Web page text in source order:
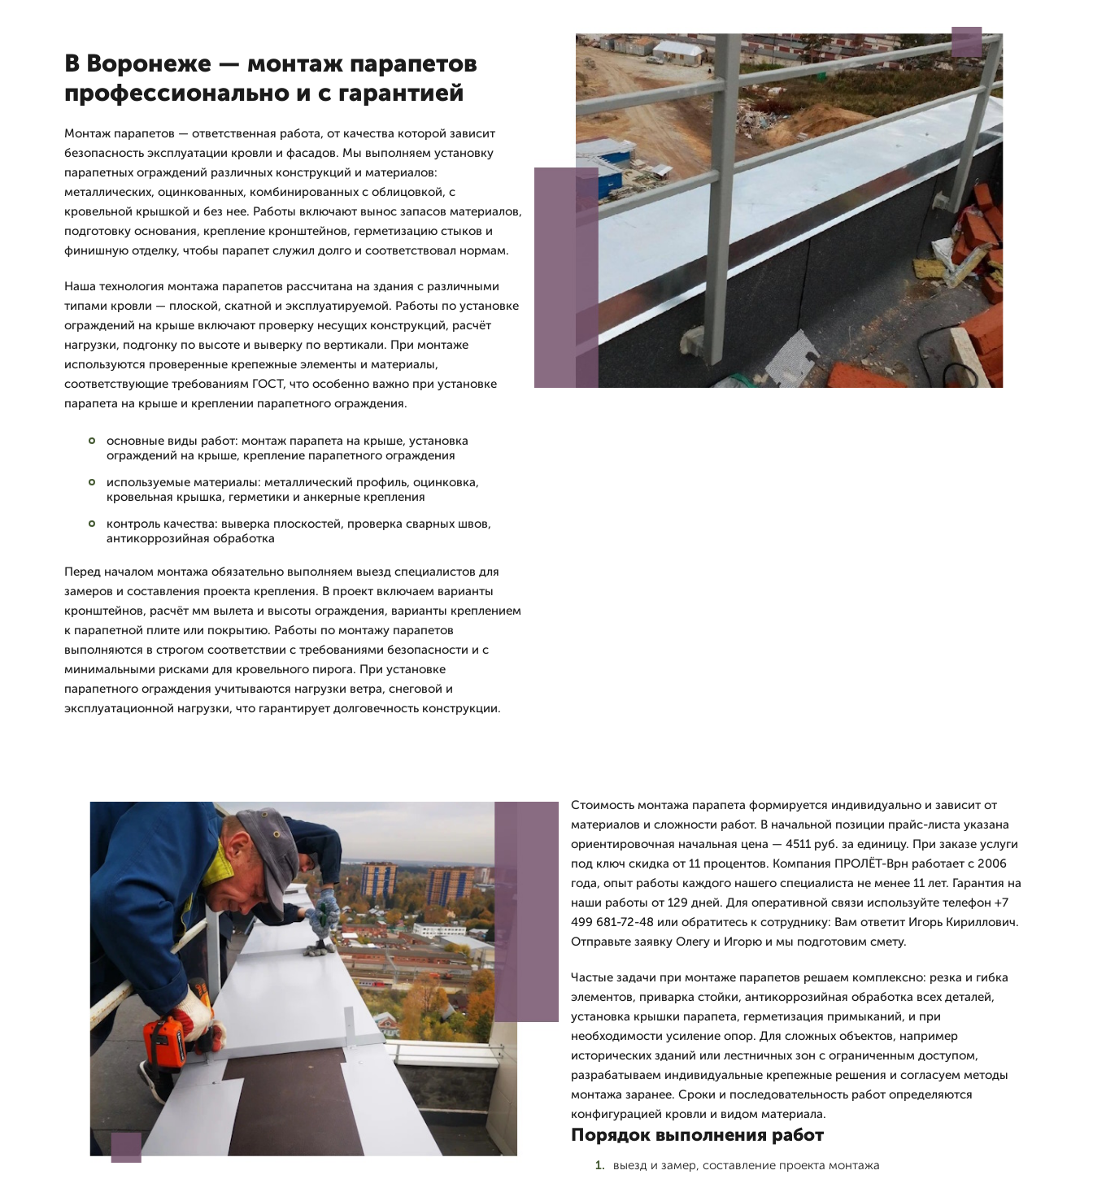
В Воронеже — монтаж парапетов
профессионально и с гарантией
Монтаж парапетов — ответственная работа, от качества которой зависит
безопасность эксплуатации кровли и фасадов. Мы выполняем установку
парапетных ограждений различных конструкций и материалов:
металлических, оцинкованных, комбинированных с облицовкой, с
кровельной крышкой и без нее. Работы включают вынос запасов материалов,
подготовку основания, крепление кронштейнов, герметизацию стыков и
финишную отделку, чтобы парапет служил долго и соответствовал нормам.
Наша технология монтажа парапетов рассчитана на здания с различными
типами кровли — плоской, скатной и эксплуатируемой. Работы по установке
ограждений на крыше включают проверку несущих конструкций, расчёт
нагрузки, подгонку по высоте и выверку по вертикали. При монтаже
используются проверенные крепежные элементы и материалы,
соответствующие требованиям ГОСТ, что особенно важно при установке
парапета на крыше и креплении парапетного ограждения.
основные виды работ: монтаж парапета на крыше, установка
ограждений на крыше, крепление парапетного ограждения
используемые материалы: металлический профиль, оцинковка,
кровельная крышка, герметики и анкерные крепления
контроль качества: выверка плоскостей, проверка сварных швов,
антикоррозийная обработка
Перед началом монтажа обязательно выполняем выезд специалистов для
замеров и составления проекта крепления. В проект включаем варианты
кронштейнов, расчёт мм вылета и высоты ограждения, варианты креплением
к парапетной плите или покрытию. Работы по монтажу парапетов
выполняются в строгом соответствии с требованиями безопасности и с
минимальными рисками для кровельного пирога. При установке
парапетного ограждения учитываются нагрузки ветра, снеговой и
эксплуатационной нагрузки, что гарантирует долговечность конструкции.
Стоимость монтажа парапета формируется индивидуально и зависит от
материалов и сложности работ. В начальной позиции прайс-листа указана
ориентировочная начальная цена — 4511 руб. за единицу. При заказе услуги
под ключ скидка от 11 процентов. Компания ПРОЛЁТ-Врн работает с 2006
года, опыт работы каждого нашего специалиста не менее 11 лет. Гарантия на
наши работы от 129 дней. Для оперативной связи используйте телефон +7
499 681-72-48 или обратитесь к сотруднику: Вам ответит Игорь Кириллович.
Отправьте заявку Олегу и Игорю и мы подготовим смету.
Частые задачи при монтаже парапетов решаем комплексно: резка и гибка
элементов, приварка стойки, антикоррозийная обработка всех деталей,
установка крышки парапета, герметизация примыканий, и при
необходимости усиление опор. Для сложных объектов, например
исторических зданий или лестничных зон с ограниченным доступом,
разрабатываем индивидуальные крепежные решения и согласуем методы
монтажа заранее. Сроки и последовательность работ определяются
конфигурацией кровли и видом материала.
Порядок выполнения работ
выезд и замер, составление проекта монтажа